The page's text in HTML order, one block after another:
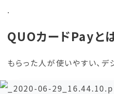
.
QUOカードPayと
もらった人が使いやすい、デ